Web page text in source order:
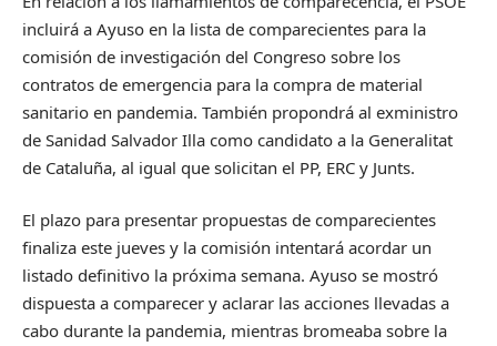
incluirá a Ayuso en la lista de comparecientes para la
comisión de investigación del Congreso sobre los
contratos de emergencia para la compra de material
sanitario en pandemia. También propondrá al exministro
de Sanidad Salvador Illa como candidato a la Generalitat
de Cataluña, al igual que solicitan el PP, ERC y Junts.
El plazo para presentar propuestas de comparecientes
finaliza este jueves y la comisión intentará acordar un
listado definitivo la próxima semana. Ayuso se mostró
dispuesta a comparecer y aclarar las acciones llevadas a
cabo durante la pandemia, mientras bromeaba sobre la